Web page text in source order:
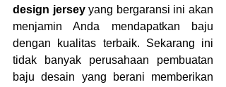
design jersey yang bergaransi ini akan
menjamin Anda mendapatkan baju
dengan kualitas terbaik. Sekarang ini
tidak banyak perusahaan pembuatan
baju desain yang berani memberikan